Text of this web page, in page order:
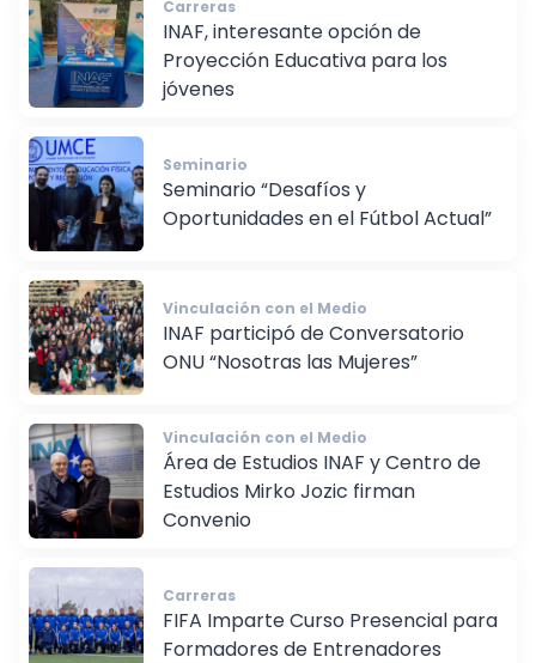
Carreras
INAF, interesante opción de
Proyección Educativa para los
jóvenes
Seminario
Seminario “Desafíos y
Oportunidades en el Fútbol Actual”
Vinculación con el Medio
INAF participó de Conversatorio
ONU “Nosotras las Mujeres”
Vinculación con el Medio
Área de Estudios INAF y Centro de
Estudios Mirko Jozic firman
Carreras
FIFA Imparte Curso Presencial para